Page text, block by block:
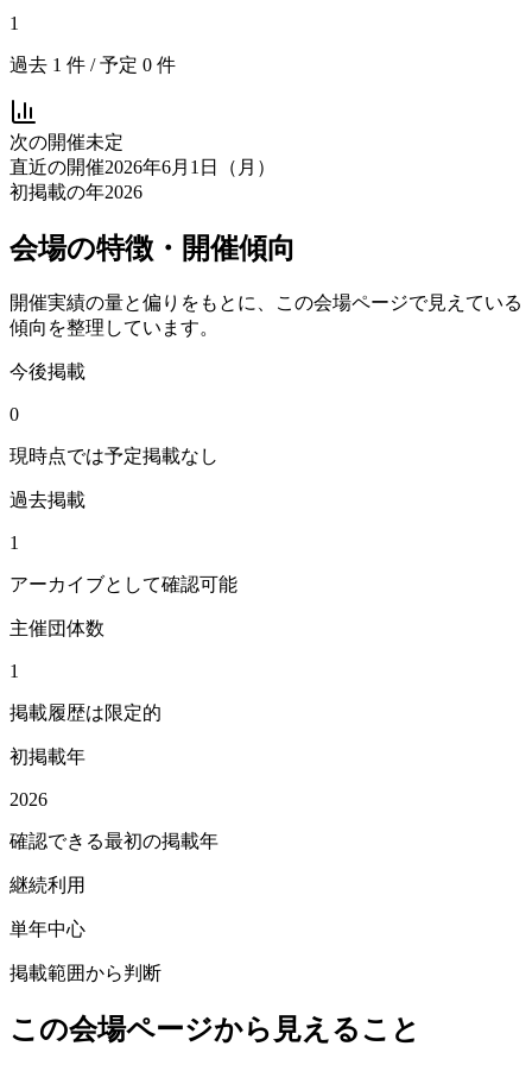
1
過去 1 件 / 予定 0 件
次の開催未定
直近の開催2026年6月1日（月）
初掲載の年2026
会場の特徴・開催傾向
開催実績の量と偏りをもとに、この会場ページで見えている
傾向を整理しています。
今後掲載
0
現時点では予定掲載なし
過去掲載
1
アーカイブとして確認可能
主催団体数
1
掲載履歴は限定的
初掲載年
2026
確認できる最初の掲載年
継続利用
単年中心
掲載範囲から判断
この会場ページから見えること